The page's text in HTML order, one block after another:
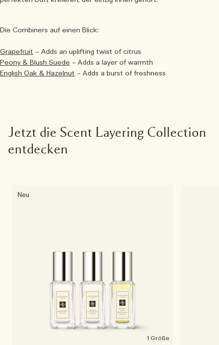
Die Combiners auf einen Blick:
Grapefruit – Adds an uplifting twist of citrus
Peony & Blush Suede – Adds a layer of warmth
English Oak & Hazelnut – Adds a burst of freshness
Jetzt die Scent Layering Collection
entdecken
Neu
1 Größe